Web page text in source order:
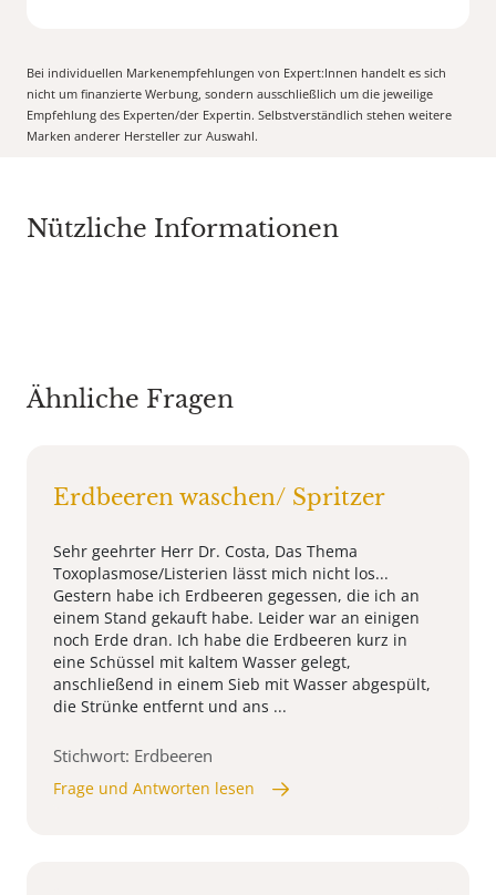
Bei individuellen Markenempfehlungen von Expert:Innen handelt es sich
nicht um finanzierte Werbung, sondern ausschließlich um die jeweilige
Empfehlung des Experten/der Expertin. Selbstverständlich stehen weitere
Marken anderer Hersteller zur Auswahl.
Nützliche Informationen
Ähnliche Fragen
Erdbeeren waschen/ Spritzer
Sehr geehrter Herr Dr. Costa, Das Thema
Toxoplasmose/Listerien lässt mich nicht los...
Gestern habe ich Erdbeeren gegessen, die ich an
einem Stand gekauft habe. Leider war an einigen
noch Erde dran. Ich habe die Erdbeeren kurz in
eine Schüssel mit kaltem Wasser gelegt,
anschließend in einem Sieb mit Wasser abgespült,
die Strünke entfernt und ans ...
Stichwort: Erdbeeren
Frage und Antworten lesen